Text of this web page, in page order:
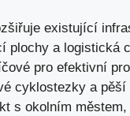
existující
plochy a logistická
pro efektivní
cyklostezky a pěší
s okolním městem,